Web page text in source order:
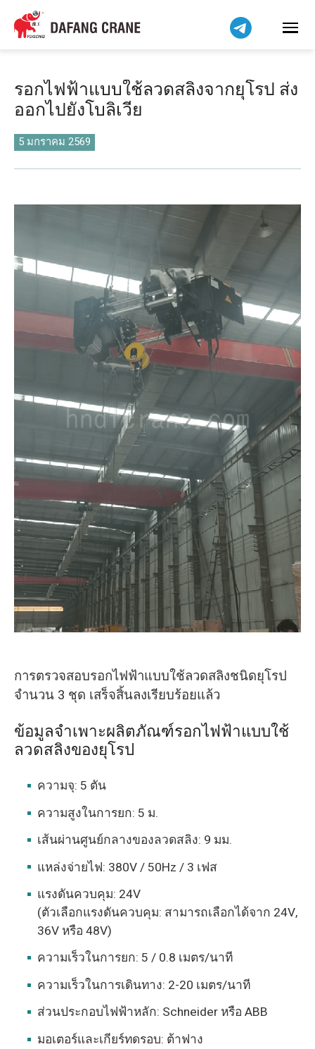
รอกไฟฟ้าแบบใช้ลวดสลิงจากยุโรป ส่ง
ออกไปยังโบลิเวีย
5 มกราคม 2569
การตรวจสอบรอกไฟฟ้าแบบใช้ลวดสลิงชนิดยุโรป
จำนวน 3 ชุด เสร็จสิ้นลงเรียบร้อยแล้ว
ข้อมูลจำเพาะผลิตภัณฑ์รอกไฟฟ้าแบบใช้
ลวดสลิงของยุโรป
ความจุ: 5 ตัน
ความสูงในการยก: 5 ม.
เส้นผ่านศูนย์กลางของลวดสลิง: 9 มม.
แหล่งจ่ายไฟ: 380V / 50Hz / 3 เฟส
แรงดันควบคุม: 24V
(ตัวเลือกแรงดันควบคุม: สามารถเลือกได้จาก 24V,
36V หรือ 48V)
ความเร็วในการยก: 5 / 0.8 เมตร/นาที
ความเร็วในการเดินทาง: 2-20 เมตร/นาที
ส่วนประกอบไฟฟ้าหลัก: Schneider หรือ ABB
มอเตอร์และเกียร์ทดรอบ: ต้าฟาง
Bahasa Indonesia
Bahasa Melayu
বাংলা
فارسی
Pilipino
اردو
Čeština
Kiswahili
Dansk
O‘zbekcha